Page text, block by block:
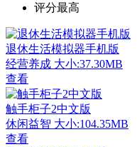
评分最高
退休生活模拟器手机版
经营养成 大小:37.30MB
查看
触手柜子2中文版
休闲益智 大小:104.35MB
查看